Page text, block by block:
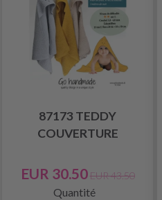
87173 TEDDY
COUVERTURE
EUR 30.50 EUR 43.50
Quantité